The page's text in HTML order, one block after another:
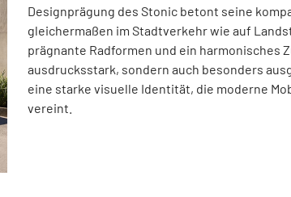
Designprägung des Stonic betont seine
gleichermaßen im Stadtverkehr wie auf
prägnante Radformen und ein harmonisches
ausdrucksstark, sondern auch besonders
eine starke visuelle Identität, die moderne
vereint.